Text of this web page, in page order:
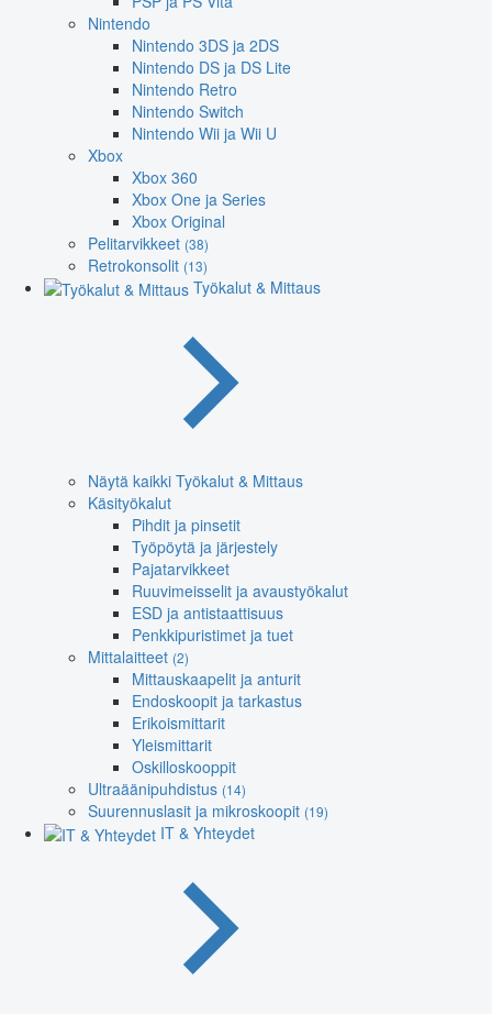
Nintendo
Nintendo 3DS ja 2DS
Nintendo DS ja DS Lite
Nintendo Retro
Nintendo Switch
Nintendo Wii ja Wii U
Xbox
Xbox 360
Xbox One ja Series
Xbox Original
Pelitarvikkeet (38)
Retrokonsolit (13)
Työkalut & Mittaus
Näytä kaikki Työkalut & Mittaus
Käsityökalut
Pihdit ja pinsetit
Työpöytä ja järjestely
Pajatarvikkeet
Ruuvimeisselit ja avaustyökalut
ESD ja antistaattisuus
Penkkipuristimet ja tuet
Mittalaitteet (2)
Mittauskaapelit ja anturit
Endoskoopit ja tarkastus
Erikoismittarit
Yleismittarit
Oskilloskooppit
Ultraäänipuhdistus (14)
Suurennuslasit ja mikroskoopit (19)
IT & Yhteydet